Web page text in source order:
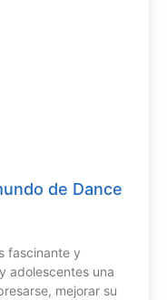
de Dance
fascinante y
adolescentes una
mejorar su